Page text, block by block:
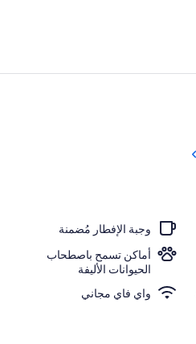
2 من المطاعم؛ يتم تقديم الإفطار، والغداء، والعشاء
وجبة الإفطار مُضمنة
أماكن تسمح باصطحاب
الحيوانات الأليفة
واي فاي مجاني